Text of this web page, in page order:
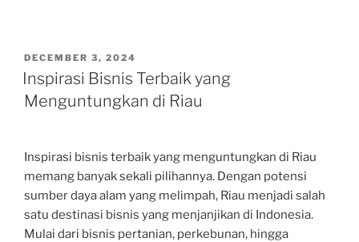
POSTED
ON
DECEMBER 3, 2024
Inspirasi Bisnis Terbaik yang
Menguntungkan di Riau
Inspirasi bisnis terbaik yang menguntungkan di Riau
memang banyak sekali pilihannya. Dengan potensi
sumber daya alam yang melimpah, Riau menjadi salah
satu destinasi bisnis yang menjanjikan di Indonesia.
Mulai dari bisnis pertanian, perkebunan, hingga